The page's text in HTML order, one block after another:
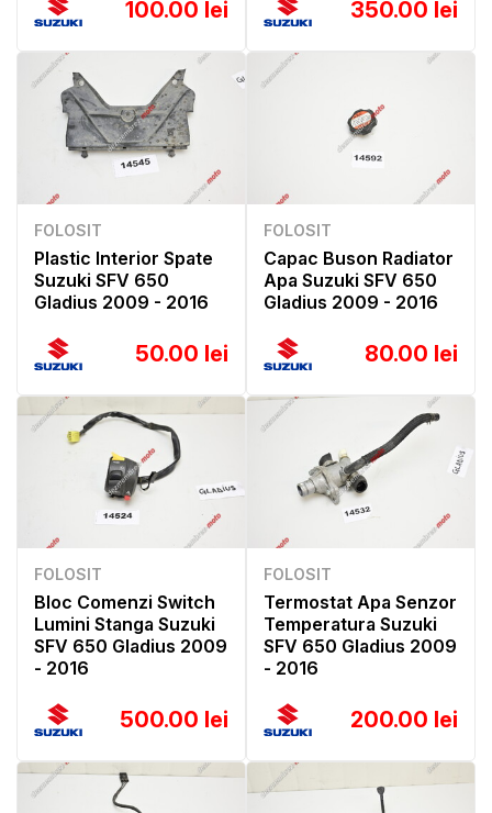
100.00 lei 350.00 lei
FOLOSIT
Plastic Interior Spate
Suzuki SFV 650
Gladius 2009 - 2016
50.00 lei
FOLOSIT
Capac Buson Radiator
Apa Suzuki SFV 650
Gladius 2009 - 2016
80.00 lei
FOLOSIT
Bloc Comenzi Switch
Lumini Stanga Suzuki
SFV 650 Gladius 2009
- 2016
500.00 lei
FOLOSIT
Termostat Apa Senzor
Temperatura Suzuki
SFV 650 Gladius 2009
- 2016
200.00 lei